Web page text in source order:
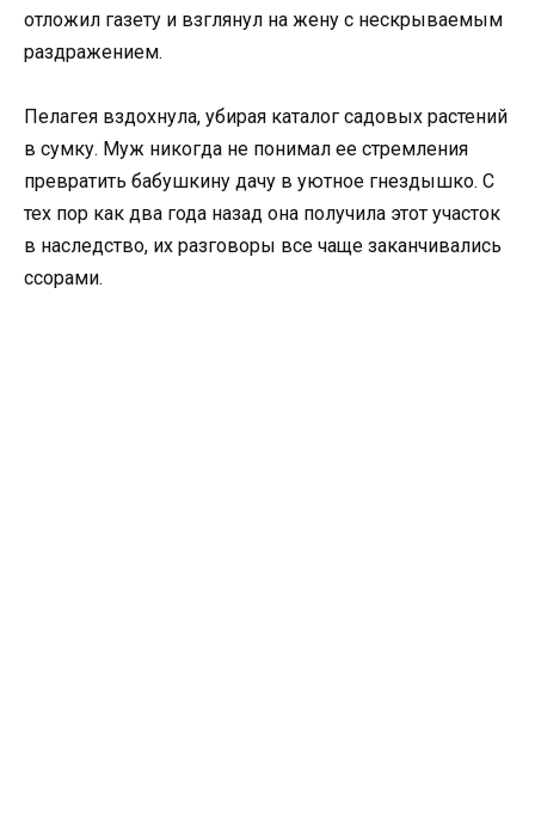
отложил газету и взглянул на жену с нескрываемым
раздражением.
Пелагея вздохнула, убирая каталог садовых растений
в сумку. Муж никогда не понимал ее стремления
превратить бабушкину дачу в уютное гнездышко. С
тех пор как два года назад она получила этот участок
в наследство, их разговоры все чаще заканчивались
ссорами.